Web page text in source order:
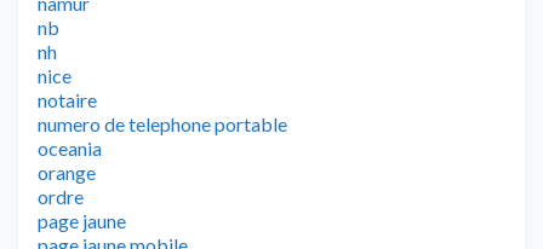
nb
nh
nice
notaire
numero de telephone portable
oceania
orange
ordre
page jaune